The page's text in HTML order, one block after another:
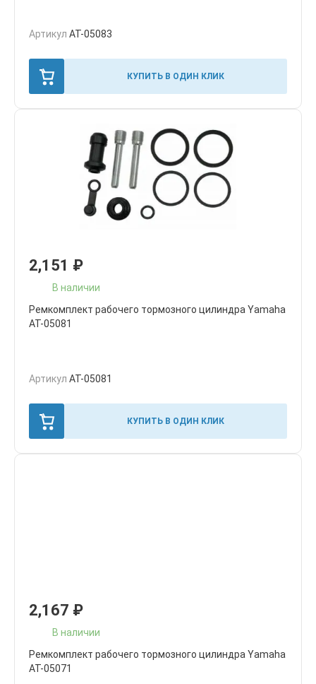
Артикул AT-05083
КУПИТЬ В ОДИН КЛИК
2,151 ₽
В наличии
Ремкомплект рабочего тормозного цилиндра Yamaha
AT-05081
Артикул AT-05081
КУПИТЬ В ОДИН КЛИК
2,167 ₽
В наличии
Ремкомплект рабочего тормозного цилиндра Yamaha
AT-05071